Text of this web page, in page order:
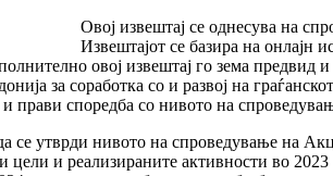
Овој извештај се однесува на
Извештајот се базира на онлајн
овој извештај го зема предвид
за соработка со и развој на
прави споредба со нивото на
се утврди нивото на спроведување на
цели и реализираните активности во